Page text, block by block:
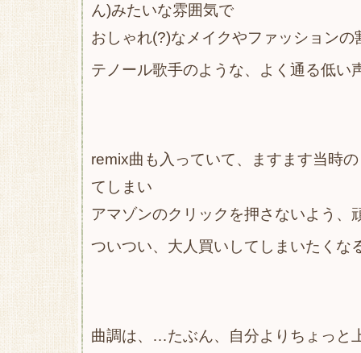
ん)みたいな雰囲気で
おしゃれ(?)なメイクやファッションの
テノール歌手のような、よく通る低
remix曲も入っていて、ますます当時
てしまい
アマゾンのクリックを押さないよう、
ついつい、大人買いしてしまいたく
曲調は、…たぶん、自分よりちょっと